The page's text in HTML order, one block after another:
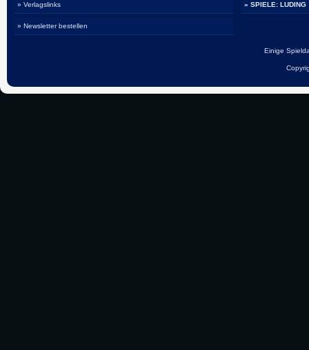
» Verlagslinks
» Newsletter bestellen
» SPIELE: LUDING
Einige